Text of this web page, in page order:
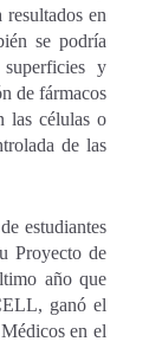
en
se podría
y
de fármacos
las células o
de las
estudiantes
Proyecto de
año que
ganó el
en el